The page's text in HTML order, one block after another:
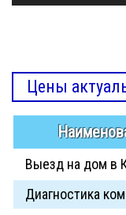
Цены
Выезд на дом в
Диагностика